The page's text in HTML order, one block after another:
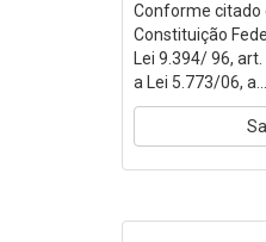
Conforme citado
Constituição
Lei 9.394/ 96,
a Lei 5.773/06, a...